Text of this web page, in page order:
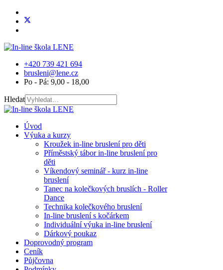
+420 739 421 694
brusleni@lene.cz
Po - Pá: 9,00 - 18,00
Hledat
Úvod
Výuka a kurzy
Kroužek in-line bruslení pro děti
Příměstský tábor in-line bruslení pro
děti
Víkendový seminář - kurz in-line
bruslení
Tanec na kolečkových bruslích - Roller
Dance
Technika kolečkového bruslení
In-line bruslení s kočárkem
Individuální výuka in-line bruslení
Dárkový poukaz
Doprovodný program
Ceník
Půjčovna